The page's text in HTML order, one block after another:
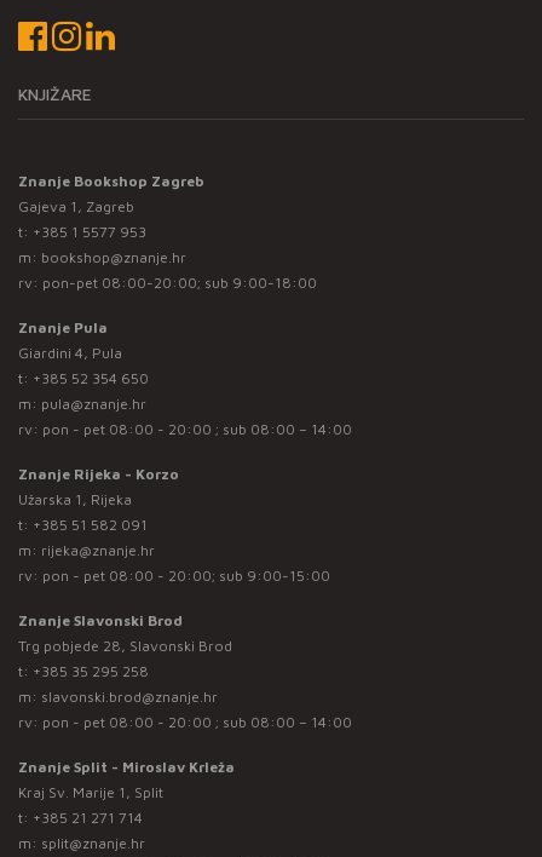
KNJIŽARE
Znanje Bookshop Zagreb
Gajeva 1, Zagreb
t: +385 1 5577 953
m: bookshop@znanje.hr
rv: pon-pet 08:00-20:00; sub 9:00-18:00
Znanje Pula
Giardini 4, Pula
t: +385 52 354 650
m: pula@znanje.hr
rv: pon - pet 08:00 - 20:00 ; sub 08:00 – 14:00
Znanje Rijeka - Korzo
Užarska 1, Rijeka
t: +385 51 582 091
m: rijeka@znanje.hr
rv: pon - pet 08:00 - 20:00; sub 9:00-15:00
Znanje Slavonski Brod
Trg pobjede 28, Slavonski Brod
t: +385 35 295 258
m: slavonski.brod@znanje.hr
rv: pon - pet 08:00 - 20:00 ; sub 08:00 – 14:00
Znanje Split - Miroslav Krleža
Kraj Sv. Marije 1, Split
t: +385 21 271 714
m: split@znanje.hr